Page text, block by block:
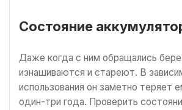
Состояние
Даже когда с ним обращались
изнашиваются и стареют. В
использования он заметно теряет
один-три года. Проверить